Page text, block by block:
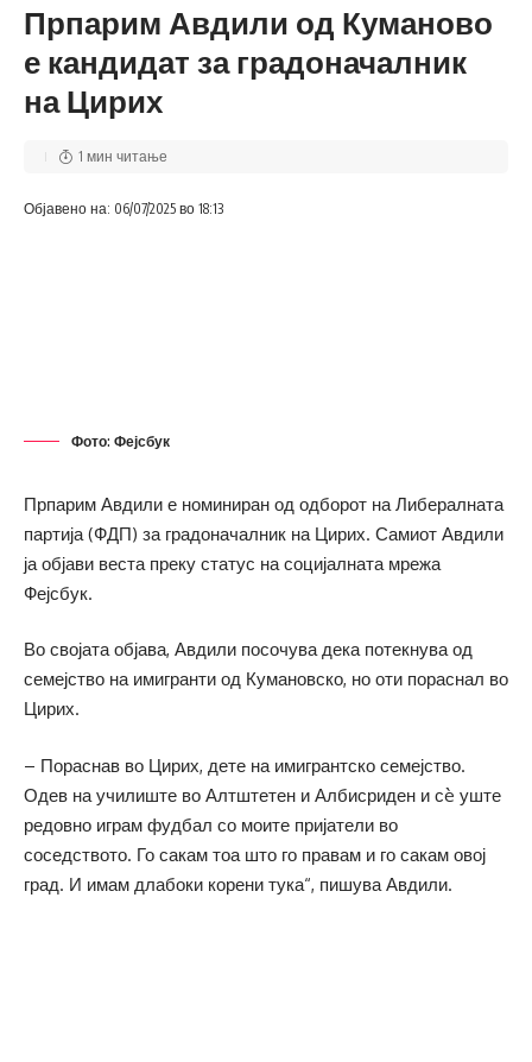
Прпарим Авдили од Куманово
е кандидат за градоначалник
на Цирих
Објавено на: 06/07/2025 во 18:13
1 мин читање
Фото: Фејсбук
Прпарим Авдили е номиниран од одборот на Либералната
партија (ФДП) за градоначалник на Цирих. Самиот Авдили
ја објави веста преку статус на социјалната мрежа
Фејсбук.
Во својата објава, Авдили посочува дека потекнува од
семејство на имигранти од Кумановско, но оти пораснал во
Цирих.
– Пораснав во Цирих, дете на имигрантско семејство.
Одев на училиште во Алтштетен и Албисриден и сè уште
редовно играм фудбал со моите пријатели во
соседството. Го сакам тоа што го правам и го сакам овој
град. И имам длабоки корени тука“, пишува Авдили.